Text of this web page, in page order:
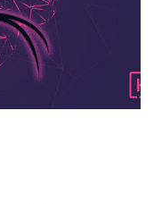
with disk
não faz mais as
o processo de
no